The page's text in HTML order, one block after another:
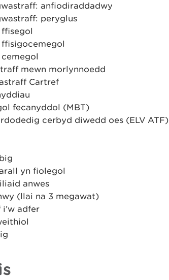
anfiodiraddadwy
peryglus
mewn morlynnoedd
Cartref
fecanyddol (MBT)
cerbyd diwedd oes (ELV ATF)
yn fiolegol
anwes
(llai na 3 megawat)
adfer